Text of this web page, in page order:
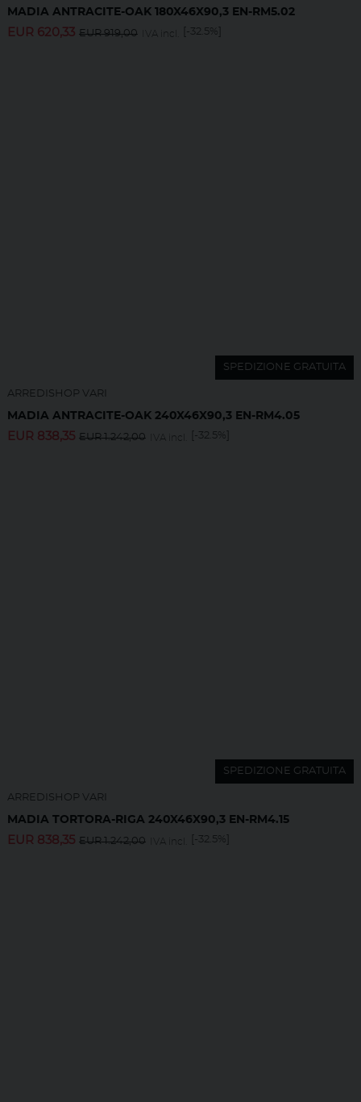
MADIA ANTRACITE-OAK 180X46X90,3 EN-RM5.02
EUR 620,33 EUR919,00 IVA incl. [-32.5%]
SPEDIZIONE GRATUITA
ARREDISHOP VARI
MADIA ANTRACITE-OAK 240X46X90,3 EN-RM4.05
EUR 838,35 EUR1.242,00 IVA incl. [-32.5%]
SPEDIZIONE GRATUITA
ARREDISHOP VARI
MADIA TORTORA-RIGA 240X46X90,3 EN-RM4.15
EUR 838,35 EUR1.242,00 IVA incl. [-32.5%]